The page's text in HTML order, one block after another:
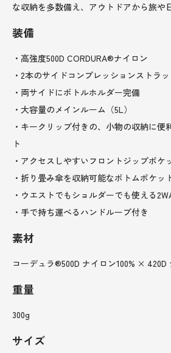
な収納を多数備え、アウトドアから旅や
装備
・高強度500D CORDURA®ナイロン
・2本のサイドコンプレッションストラ
・両サイドにボトルホルダー完備
・大容量のメインルーム（5L）
・キークリップ付きの、小物の収納に便
ト
・アクセスしやすいフロントジップポケ
・折り畳み傘を収納可能なボトムポケッ
・ウエストでもショルダーでも使える
・手で持ち運べるハンドループ付き
素材
コーデュラ®500D ナイロン100% × 420D
重量
300g
サイズ